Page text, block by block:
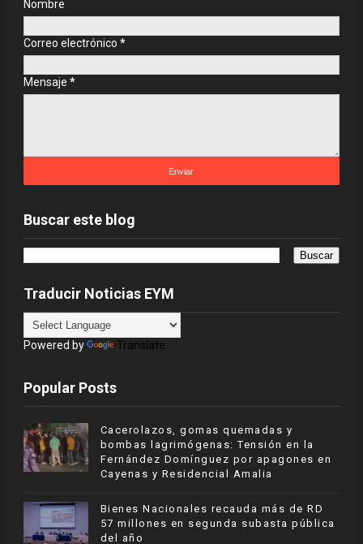
Nombre
Correo electrónico *
Mensaje *
Buscar este blog
Traducir Noticias EYM
Powered by Translate
Popular Posts
Cacerolazos, gomas quemadas y
bombas lagrimógenas: Tensión en la
Fernández Domínguez por apagones en
Cayenas y Residencial Amalia
Bienes Nacionales recauda más de RD
57 millones en segunda subasta pública
del año